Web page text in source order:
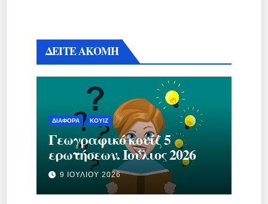
ΔΕΙΤΕ ΑΚΟΜΗ
ΔΙΆΦΟΡΑ ΚΟΥΊΖ
Γεωγραφικό κουίζ 5
ερωτήσεων. Ιούλιος 2026
9 ΙΟΥΛΊΟΥ 2026